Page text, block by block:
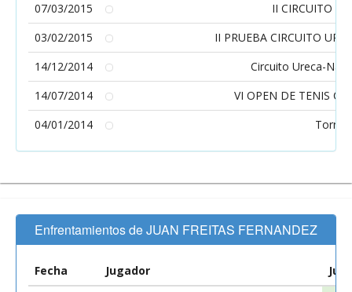
07/03/2015
II CIRCUITO
03/02/2015
II PRUEBA CIRCUITO
14/12/2014
Circuito Ureca-
14/07/2014
VI OPEN DE TENIS
04/01/2014
Enfrentamientos de JUAN FREITAS FERNANDEZ
Fecha Jugador